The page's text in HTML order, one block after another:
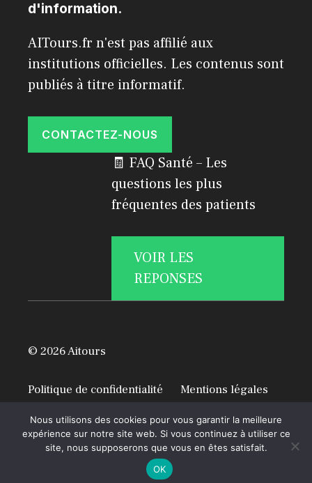
d'information.
AITours.fr n'est pas affilié aux
institutions officielles. Les contenus sont
publiés à titre informatif.
CONTACTEZ-NOUS
🧾 FAQ Santé – Les
questions les plus
fréquentes des patients
VOIR LES
REPONSES
© 2026 Aitours
Politique de confidentialité
Mentions légales
Nous utilisons des cookies pour vous garantir la meilleure
expérience sur notre site web. Si vous continuez à utiliser ce
site, nous supposerons que vous en êtes satisfait.
OK